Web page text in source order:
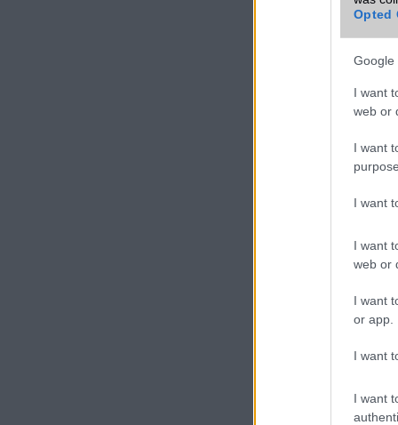
Opted
Google
I want
web or
I want
I want
I want
web or
I want
or app.
I want
I want